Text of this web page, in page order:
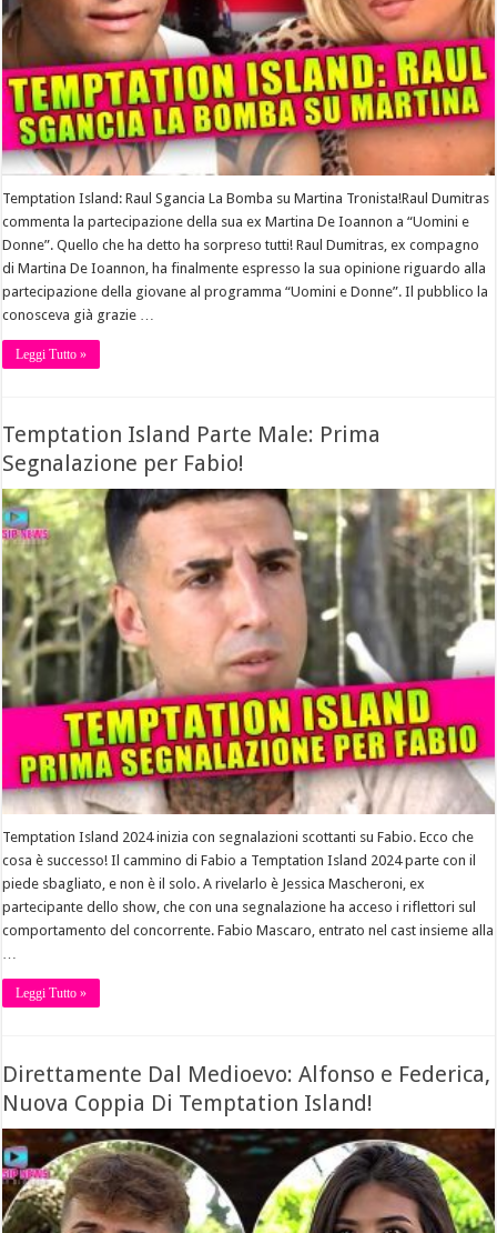
Temptation Island: Raul Sgancia La Bomba su Martina Tronista!Raul Dumitras
commenta la partecipazione della sua ex Martina De Ioannon a “Uomini e
Donne”. Quello che ha detto ha sorpreso tutti! Raul Dumitras, ex compagno
di Martina De Ioannon, ha finalmente espresso la sua opinione riguardo alla
partecipazione della giovane al programma “Uomini e Donne”. Il pubblico la
conosceva già grazie …
Leggi Tutto »
Temptation Island Parte Male: Prima
Segnalazione per Fabio!
Temptation Island 2024 inizia con segnalazioni scottanti su Fabio. Ecco che
cosa è successo! Il cammino di Fabio a Temptation Island 2024 parte con il
piede sbagliato, e non è il solo. A rivelarlo è Jessica Mascheroni, ex
partecipante dello show, che con una segnalazione ha acceso i riflettori sul
comportamento del concorrente. Fabio Mascaro, entrato nel cast insieme alla
…
Leggi Tutto »
Direttamente Dal Medioevo: Alfonso e Federica,
Nuova Coppia Di Temptation Island!